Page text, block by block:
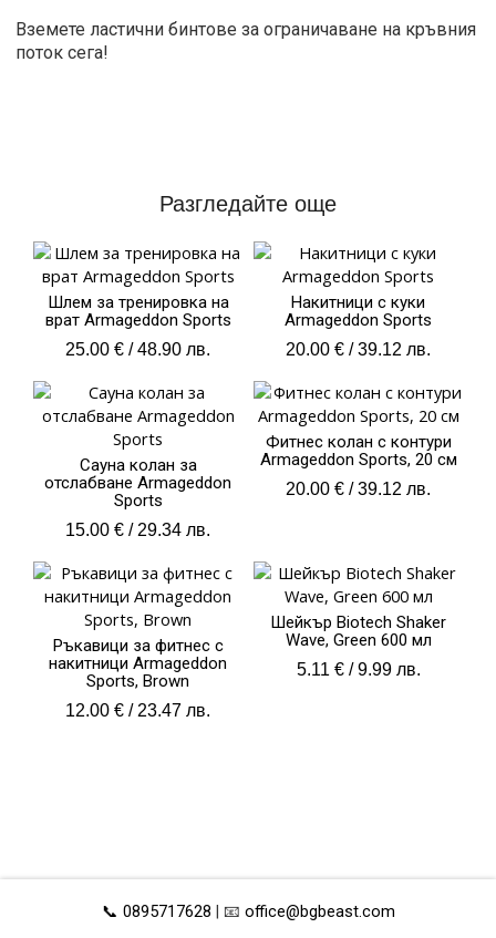
Вземете ластични бинтове за ограничаване на кръвния
поток сега!
Разгледайте още
Шлем за тренировка на
врат Armageddon Sports
25.00 € / 48.90 лв.
Накитници с куки
Armageddon Sports
20.00 € / 39.12 лв.
Сауна колан за
отслабване Armageddon
Sports
15.00 € / 29.34 лв.
Фитнес колан с контури
Armageddon Sports, 20 см
20.00 € / 39.12 лв.
Ръкавици за фитнес с
накитници Armageddon
Sports, Brown
12.00 € / 23.47 лв.
Шейкър Biotech Shaker
Wave, Green 600 мл
5.11 €/ 9.99 лв.
📞 0895717628 | 📧 office@bgbeast.com